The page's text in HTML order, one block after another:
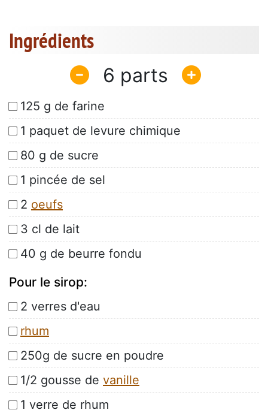
Ingrédients
6
125 g de farine
1 paquet de levure chimique
80 g de sucre
1 pincée de sel
2 oeufs
3 cl de lait
40 g de beurre fondu
Pour le sirop:
2 verres d'eau
rhum
250g de sucre en poudre
1/2 gousse de vanille
1 verre de rhum